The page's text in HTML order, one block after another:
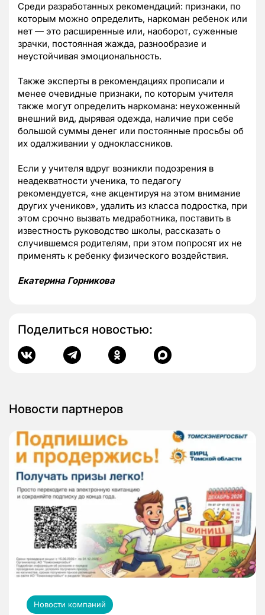
Среди разработанных рекомендаций: признаки, по
которым можно определить, наркоман ребенок или
нет — это расширенные или, наоборот, суженные
зрачки, постоянная жажда, разнообразие и
неустойчивая эмоциональность.
Также эксперты в рекомендациях прописали и
менее очевидные признаки, по которым учителя
также могут определить наркомана: неухоженный
внешний вид, дырявая одежда, наличие при себе
большой суммы денег или постоянные просьбы об
их одалживании у одноклассников.
Если у учителя вдруг возникли подозрения в
неадекватности ученика, то педагогу
рекомендуется, «не акцентируя на этом внимание
других учеников», удалить из класса подростка, при
этом срочно вызвать медработника, поставить в
известность руководство школы, рассказать о
случившемся родителям, при этом попросят их не
применять к ребенку физического воздействия.
Екатерина Горникова
Поделиться новостью:
Новости партнеров
Новости компаний